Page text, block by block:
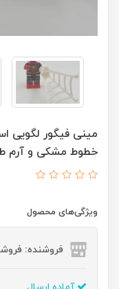
مینی فیگور لگویی
خطوط مشکی و آرم طلائی
ویژگی‌های محصول
فروشنده: